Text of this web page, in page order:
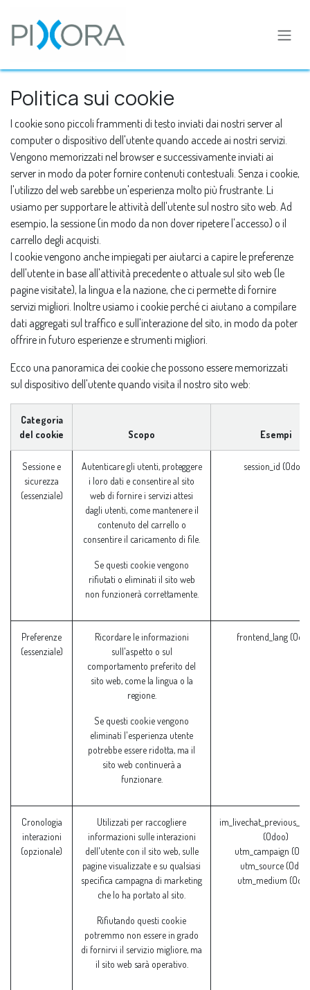
Politica sui cookie
I cookie sono piccoli frammenti di testo inviati dai nostri server al
computer o dispositivo dell'utente quando accede ai nostri servizi.
Vengono memorizzati nel browser e successivamente inviati ai
server in modo da poter fornire contenuti contestuali. Senza i cookie,
l'utilizzo del web sarebbe un'esperienza molto più frustrante. Li
usiamo per supportare le attività dell'utente sul nostro sito web. Ad
esempio, la sessione (in modo da non dover ripetere l'accesso) o il
carrello degli acquisti.
I cookie vengono anche impiegati per aiutarci a capire le preferenze
dell'utente in base all'attività precedente o attuale sul sito web (le
pagine visitate), la lingua e la nazione, che ci permette di fornire
servizi migliori. Inoltre usiamo i cookie perché ci aiutano a compilare
dati aggregati sul traffico e sull'interazione del sito, in modo da poter
offrire in futuro esperienze e strumenti migliori.
Ecco una panoramica dei cookie che possono essere memorizzati
sul dispositivo dell'utente quando visita il nostro sito web:
Categoria
del cookie
Scopo Esempi
Sessione e
sicurezza
(essenziale)
Autenticare gli utenti, proteggere
i loro dati e consentire al sito
web di fornire i servizi attesi
dagli utenti, come mantenere il
contenuto del carrello o
consentire il caricamento di file.
Se questi cookie vengono
rifiutati o eliminati il sito web
non funzionerà correttamente.
session_id (Odoo)
Preferenze
(essenziale)
Ricordare le informazioni
sull'aspetto o sul
comportamento preferito del
sito web, come la lingua o la
regione.
Se questi cookie vengono
eliminati l'esperienza utente
potrebbe essere ridotta, ma il
sito web continuerà a
funzionare.
frontend_lang
Cronologia
interazioni
(opzionale)
Utilizzati per raccogliere
informazioni sulle interazioni
dell'utente con il sito web, sulle
pagine visualizzate e su qualsiasi
specifica campagna di marketing
che lo ha portato al sito.
Rifiutando questi cookie
potremmo non essere in grado
di fornirvi il servizio migliore, ma
il sito web sarà operativo.
(Odoo)
utm_campaign
utm_source
utm_medium